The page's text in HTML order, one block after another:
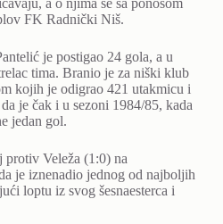
FK Radnički Niš.
je postigao 24 gola, a u
tima. Branio je za niški klub
kojih je odigrao 421 utakmicu i
je čak i u sezoni 1984/85, kada
jedan gol.
Veleža (1:0) na
je iznenadio jednog od najboljih
loptu iz svog šesnaesterca i